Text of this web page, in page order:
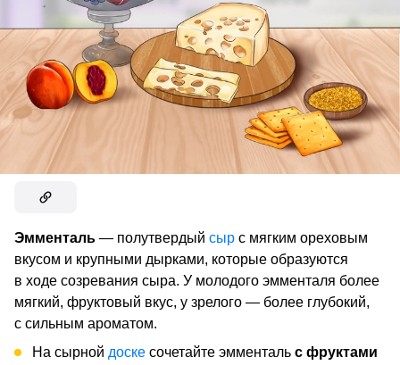
Эмменталь — полутвердый сыр с мягким ореховым
вкусом и крупными дырками, которые образуются
в ходе созревания сыра. У молодого эмменталя более
мягкий, фруктовый вкус, у зрелого — более глубокий,
с сильным ароматом.
На сырной доске сочетайте эмменталь с фруктами